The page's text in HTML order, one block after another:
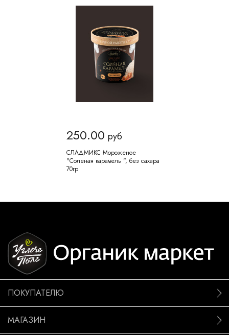
250.00 руб
СЛАДМИКС Мороженое
"Соленая карамель ", без сахара
70гр
ПОКУПАТЕЛЮ
МАГАЗИН